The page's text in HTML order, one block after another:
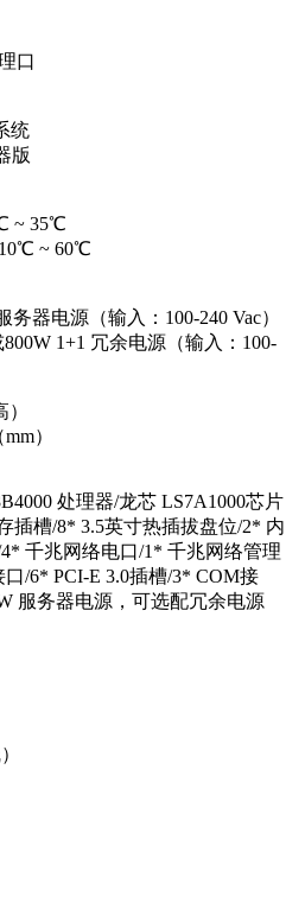
口
统
版
~ 35℃
10℃ ~ 60℃
器电源（输入：100-240 Vac）
1+1 冗余电源（输入：100-
）
处理器/龙芯 LS7A1000芯片
插槽/8* 3.5英寸热插拔盘位/2* 内
千兆网络电口/1* 千兆网络管理
/6* PCI-E 3.0插槽/3* COM接
服务器电源，可选配冗余电源